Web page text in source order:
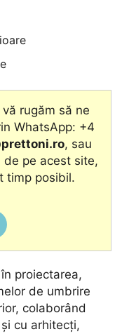
rugăm să ne
WhatsApp: +4
, sau
pe acest site,
timp posibil.
proiectarea,
de umbrire
colaborând
cu arhitecţi,